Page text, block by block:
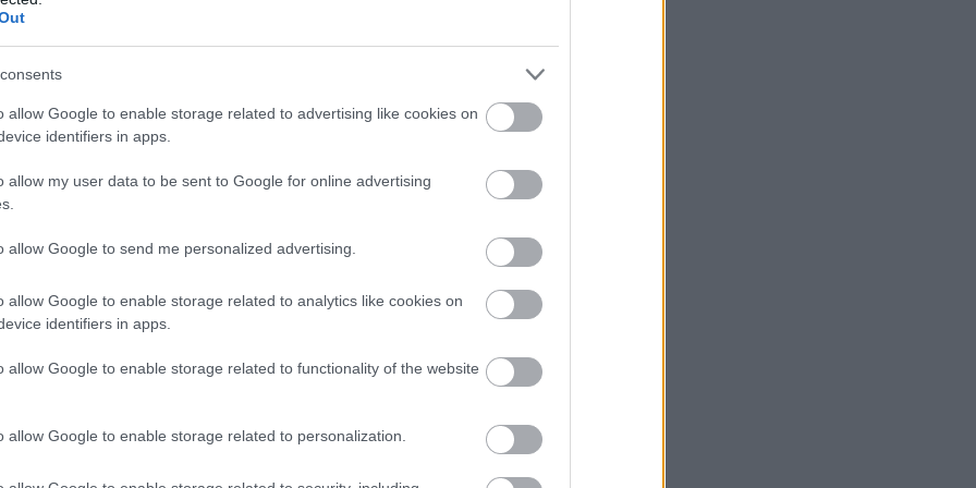
allow Google to enable storage related to advertising like cookies on
identifiers in apps.
allow my user data to be sent to Google for online advertising
allow Google to send me personalized advertising.
allow Google to enable storage related to analytics like cookies on
identifiers in apps.
allow Google to enable storage related to functionality of the website
allow Google to enable storage related to personalization.
delicate sau simple si discrete,
excelenta, definitorie pentru un cuplu
lumanari sunt deosebite si pentru
aceea de a aduce lumina si
Puteti valorifica finetea si frumusetea
acestea culori sau decoratii in ton cu
reusi sa creati o atmosfera festiva si un